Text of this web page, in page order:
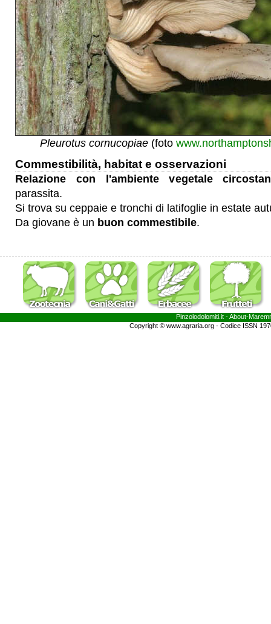
Pleurotus cornucopiae (foto
Commestibilità, habitat e osservazioni
Relazione con l'ambiente vegetale
parassita.
Si trova su ceppaie e tronchi di latifoglie in estate
Da giovane è un buon commestibile.
Pinzolodolomiti.it - About-
Copyright © www.agraria.org - Codice ISSN